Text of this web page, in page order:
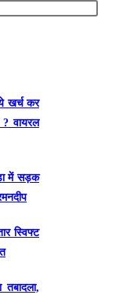
खर्च कर
वायरल
में सड़क
स्विफ्ट